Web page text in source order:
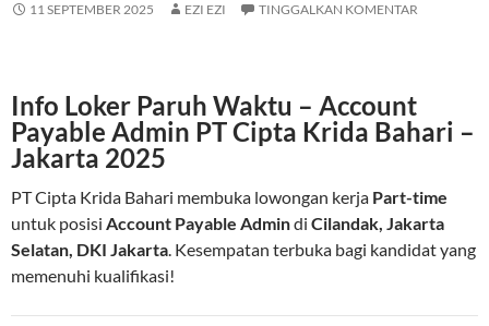
11 SEPTEMBER 2025 EZI EZI TINGGALKAN KOMENTAR
Info Loker Paruh Waktu – Account
Payable Admin PT Cipta Krida Bahari –
Jakarta 2025
PT Cipta Krida Bahari membuka lowongan kerja Part-time
untuk posisi Account Payable Admindi Cilandak, Jakarta
Selatan, DKI Jakarta. Kesempatan terbuka bagi kandidat yang
memenuhi kualifikasi!